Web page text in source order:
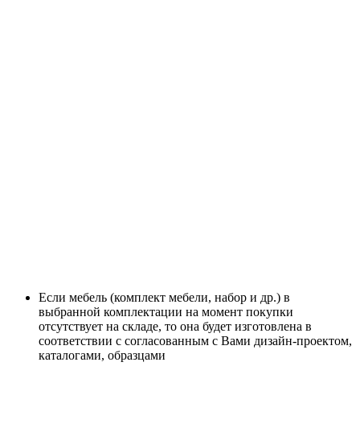
Если мебель (комплект мебели, набор и др.) в
выбранной комплектации на момент покупки
отсутствует на складе, то она будет изготовлена в
соответствии с согласованным с Вами дизайн-проектом,
каталогами, образцами